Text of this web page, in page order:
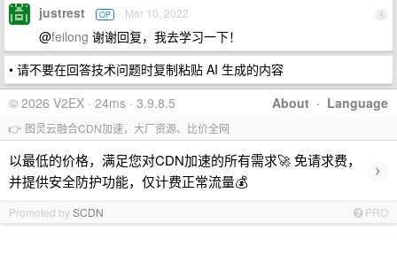
4
justrest OP Mar 10, 2022
@feilong 谢谢回复，我去学习一下！
• 请不要在回答技术问题时复制粘贴 AI 生成的内容
About · Language
© 2026 V2EX · 24ms · 3.9.8.5
👉 图灵云融合CDN加速，大厂资源、比价全网
以最低的价格，满足您对CDN加速的所有需求🚀 免请求费，
并提供安全防护功能，仅计费正常流量💰
›
Promoted bySCDN PRO